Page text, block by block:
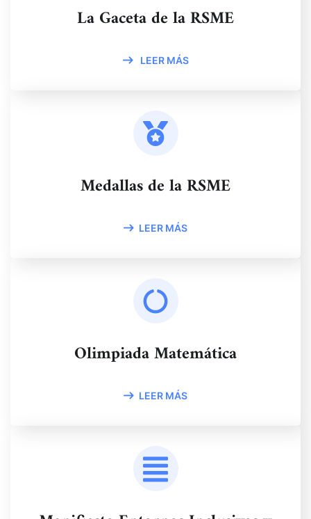
La Gaceta de la RSME
LEER MÁS
Medallas de la RSME
LEER MÁS
Olimpiada Matemática
LEER MÁS